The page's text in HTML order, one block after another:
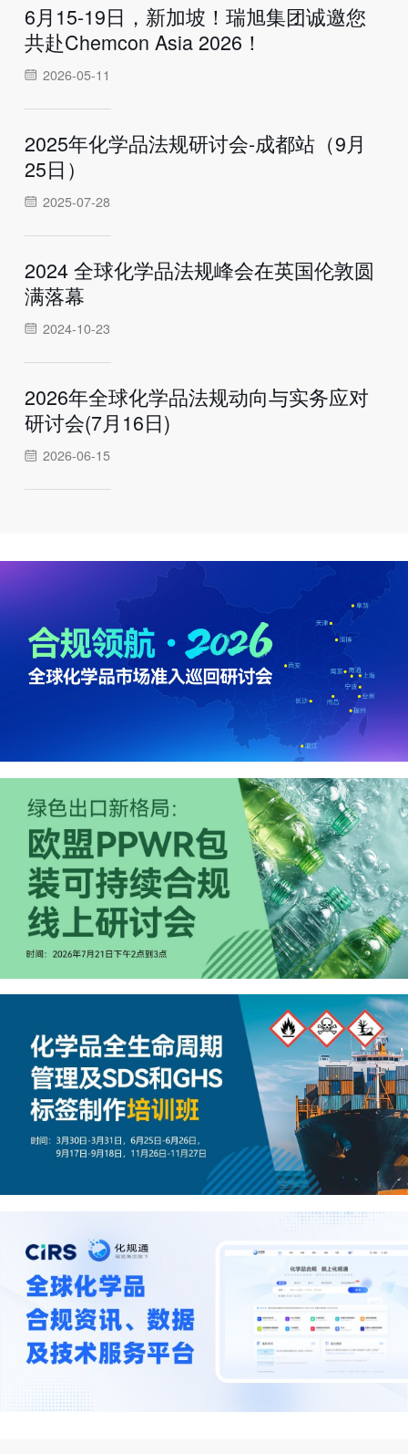
6月15-19日，新加坡！瑞旭集团诚邀您
共赴Chemcon Asia 2026！
2026-05-11
2025年化学品法规研讨会-成都站（9月
25日）
2025-07-28
2024 全球化学品法规峰会在英国伦敦圆
满落幕
2024-10-23
2026年全球化学品法规动向与实务应对
研讨会(7月16日)
2026-06-15